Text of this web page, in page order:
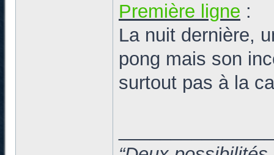
Première ligne :
La nuit dernière,
pong mais son
surtout pas à la